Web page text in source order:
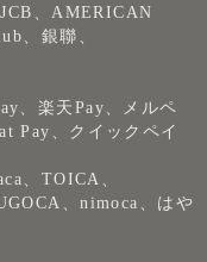
、AMERICAN
、銀聯、
、楽天Pay、メルペ
Pay、クイックペイ
、TOICA、
、nimoca、はや